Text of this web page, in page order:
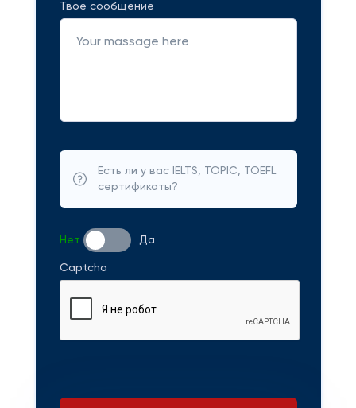
Твое сообщение
Есть ли у вас IELTS, TOPIC, TOEFL
сертификаты?
Нет Да
Captcha